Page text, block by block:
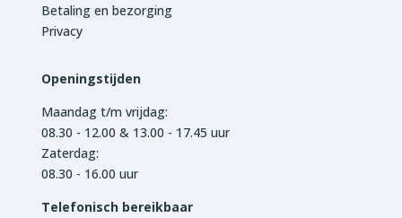
Betaling en bezorging
Privacy
Openingstijden
Maandag t/m vrijdag:
08.30 - 12.00 & 13.00 - 17.45 uur
Zaterdag:
08.30 - 16.00 uur
Telefonisch bereikbaar